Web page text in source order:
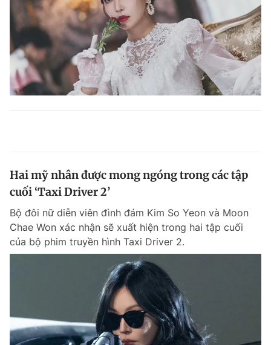
Hai mỹ nhân được mong ngóng trong các tập
cuối ‘Taxi Driver 2’
Bộ đôi nữ diễn viên đình đám Kim So Yeon và Moon
Chae Won xác nhận sẽ xuất hiện trong hai tập cuối
của bộ phim truyền hình Taxi Driver 2.